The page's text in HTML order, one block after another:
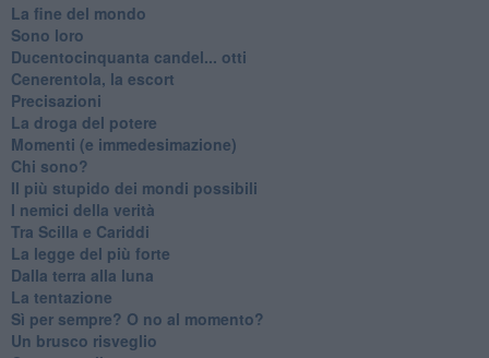
La fine del mondo
Sono loro
Ducentocinquanta candel... otti
Cenerentola, la escort
Precisazioni
La droga del potere
Momenti (e immedesimazione)
Chi sono?
Il più stupido dei mondi possibili
I nemici della verità
Tra Scilla e Cariddi
La legge del più forte
Dalla terra alla luna
La tentazione
​Sì per sempre? O no al momento?
Un brusco risveglio